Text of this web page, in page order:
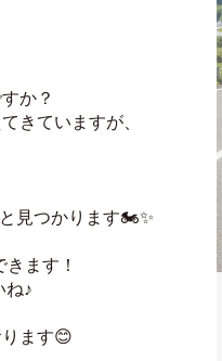
か？
きていますが、
見つかります🏍️✨
ます！
ね♪
ます😊